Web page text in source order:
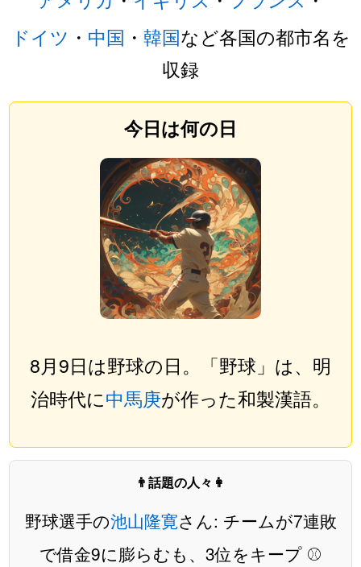
ドイツ ・ 中国 ・ 韓国など各国の都市名を
収録
今日は何の日
8月9日は野球の日。「野球」は、明
治時代に中馬庚が作った和製漢語。
👨話題の人々👩
野球選手の池山隆寛さん: チームが7連敗
で借金9に膨らむも、3位をキープ ⚾️